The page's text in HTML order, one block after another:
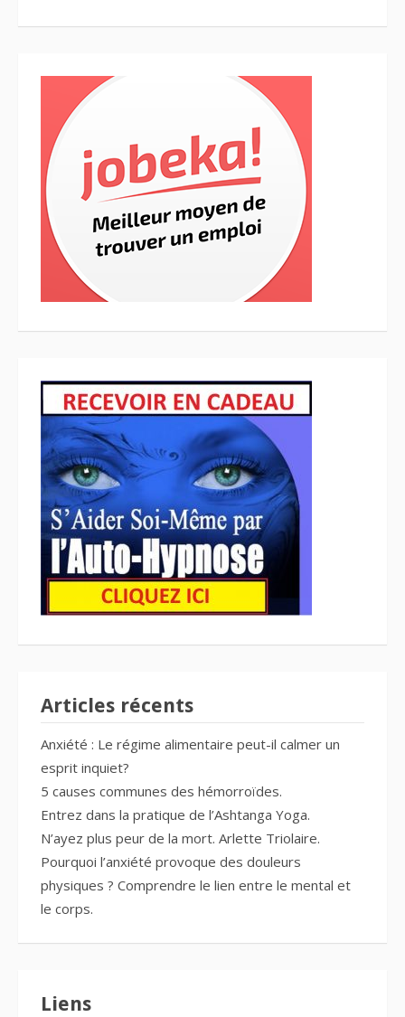
Articles récents
Anxiété : Le régime alimentaire peut-il calmer un
esprit inquiet?
5 causes communes des hémorroïdes.
Entrez dans la pratique de l’Ashtanga Yoga.
N’ayez plus peur de la mort. Arlette Triolaire.
Pourquoi l’anxiété provoque des douleurs
physiques ? Comprendre le lien entre le mental et
le corps.
Liens